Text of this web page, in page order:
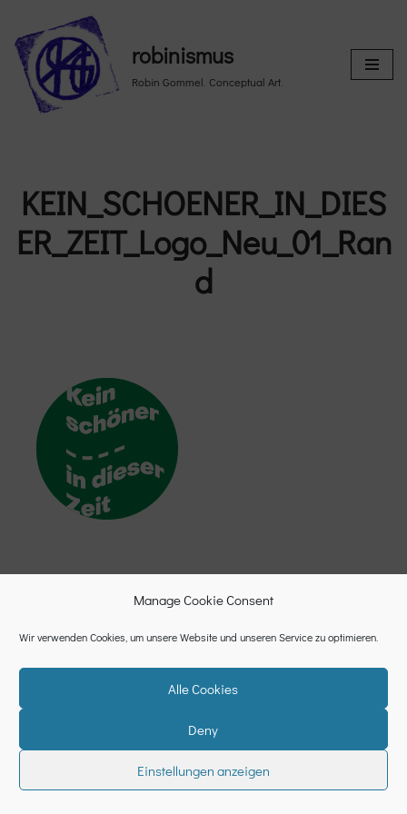
Manage Cookie Consent
Wir verwenden Cookies, um unsere Website und unseren Service zu optimieren.
Alle Cookies
Deny
Einstellungen anzeigen
Skip
to
content
robinismus
Robin Gommel. Conceptual Art.
KEIN_SCHOENER_IN_DIES
ER_ZEIT_Logo_Neu_01_Ran
d
Neve| Powered byWordPress